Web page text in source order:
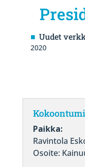
Uudet
2020
Paikka:
Ravintola
Osoite: